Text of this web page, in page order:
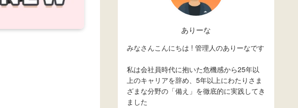
ありーな
みなさんこんにちは ! 管理人のありーなです
私は会社員時代に抱いた危機感から25年以
上のキャリアを辞め、5年以上にわたりさま
ざまな分野の「備え」を徹底的に実践してき
ました